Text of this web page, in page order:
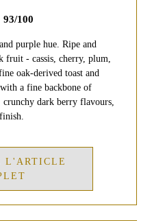
100
purple hue. Ripe and
fruit - cassis, cherry, plum,
oak-derived toast and
a fine backbone of
dark berry flavours,
L'ARTICLE